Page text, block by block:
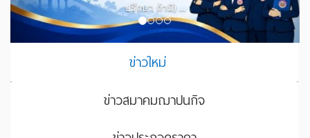
ปรึกษา ถ้ามี) ...
ข่าวใหม่
ข่าวสมาคมฌาปนกิจ